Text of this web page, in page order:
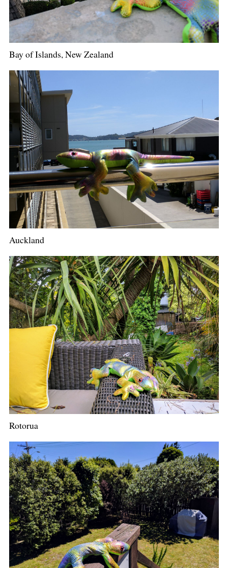
Bay of Islands, New Zealand
Auckland
Rotorua